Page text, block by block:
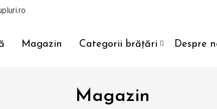
Magazin Categorii brățări Despre
Magazin